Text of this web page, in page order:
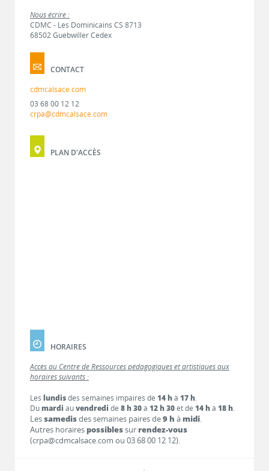
Nous écrire :
CDMC - Les Dominicains CS 8713
68502 Guebwiller Cedex
CONTACT
cdmcalsace.com
03 68 00 12 12
crpa@cdmcalsace.com
PLAN D'ACCÈS
HORAIRES
Accès au Centre de Ressources pédagogiques et artistiques aux
horaires suivants :
Les lundisdes semaines impaires de 14 hà 17 h.
Dumardi auvendredi de 8 h 30à 12 h 30et de 14 hà 18 h.
Lessamedisdes semaines paires de9 h à midi.
Autres horaires possiblessur rendez-vous
(crpa@cdmcalsace.com ou 03 68 00 12 12).